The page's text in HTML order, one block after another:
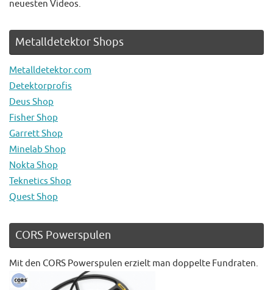
neuesten Videos.
Metalldetektor Shops
Metalldetektor.com
Detektorprofis
Deus Shop
Fisher Shop
Garrett Shop
Minelab Shop
Nokta Shop
Teknetics Shop
Quest Shop
CORS Powerspulen
Mit den CORS Powerspulen erzielt man doppelte Fundraten.